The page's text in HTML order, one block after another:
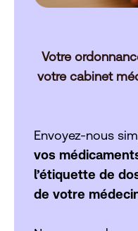
Votre
votre cabinet
Envoyez-nous
vos
l’étiquette de
de votre